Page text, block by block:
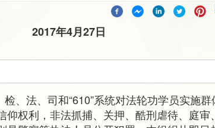
2017年4月27日
、法、司和“610”系统对法轮功学员实施
仰权利，非法抓捕、关押、酷刑虐待、庭审